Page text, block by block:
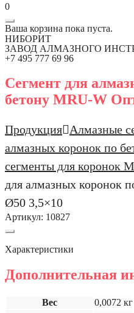
0
Ваша корзина пока пуста.
НИБОРИТ
ЗАВОД АЛМАЗНОГО
+7 495 777 69 96
Сегмент для
бетону MRU-W
Продукция Алмазные
алмазных коронок по
сегменты для коронок
для алмазных коронок
Ø50 3,5×10
Артикул: 10827
Характеристики
Дополнительная
Вес 0,0072 кг